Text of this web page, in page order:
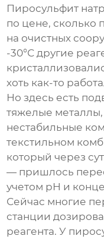
Пиросульфит
по цене, сколько
на очистных
-30°С другие
хоть как-то
Но здесь есть
тяжелые
нестабильные
текстильном
который через
— пришлось
учетом pH и
Сейчас многие
станции
реагента. У